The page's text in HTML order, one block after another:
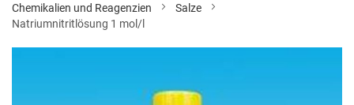
Chemikalien und Reagenzien
Salze
Natriumnitritlösung 1 mol/l